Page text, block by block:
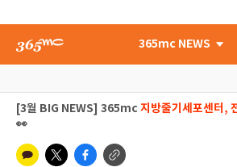
365mc NEWS
[3월 BIG NEWS] 365mc 지방줄기세포센터,
👀